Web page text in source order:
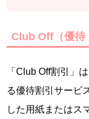
Club Off（優待
「Club Off割引」
る優待割引サービ
した用紙またはス